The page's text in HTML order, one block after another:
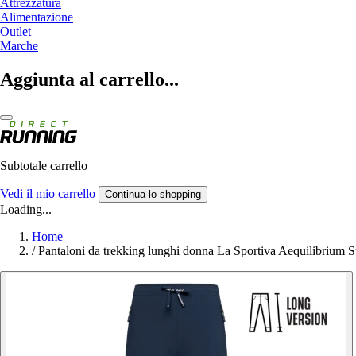
Attrezzatura
Alimentazione
Outlet
Marche
Aggiunta al carrello...
Subtotale carrello
Vedi il mio carrello Continua lo shopping
Loading...
Home
/ Pantaloni da trekking lunghi donna La Sportiva Aequilibrium